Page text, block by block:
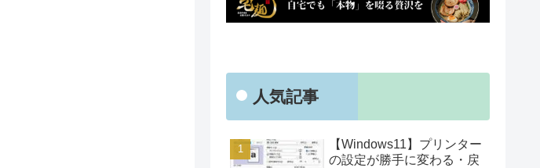
人気記事
【Windows11】プリンター
の設定が勝手に変わる・戻